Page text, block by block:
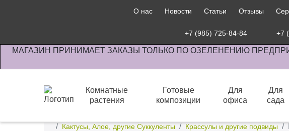
О нас Новости Статьи Отзывы
+7 (985) 725-84-84 +7
МАГАЗИН ПРИНИМАЕТ ЗАКАЗЫ ТОЛЬКО ПО ОЗЕЛЕНЕНИЮ
Комнатные
растения
Готовые
композиции
Для
офиса
Для
сада
Кактусы, Алое, другие Суккуленты
Крассулы и другие подвиды